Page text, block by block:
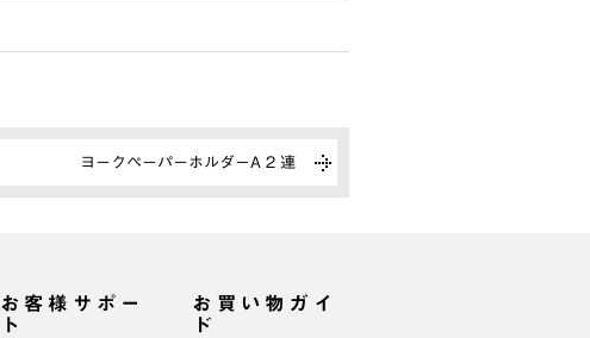
ヨークペーパーホルダーA 2 連
お客様サポー
ト
お買い物ガイ
ド